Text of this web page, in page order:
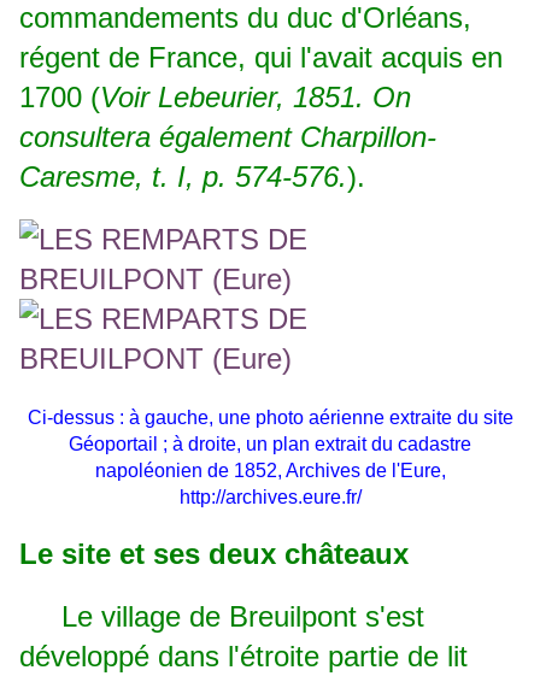
commandements du duc d'Orléans,
régent de France, qui l'avait acquis en
1700 (Voir Lebeurier, 1851. On
consultera également Charpillon-
Caresme, t. I, p. 574-576.).
Ci-dessus : à gauche, une photo aérienne extraite du site
Géoportail ; à droite, un plan extrait du cadastre
napoléonien de 1852, Archives de l'Eure,
http://archives.eure.fr/
Le site et ses deux châteaux
Le village de Breuilpont s'est
développé dans l'étroite partie de lit